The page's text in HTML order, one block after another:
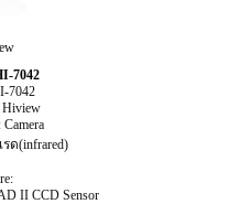
7042
7042
Hiview
Camera
รด(infrared)
II CCD Sensor